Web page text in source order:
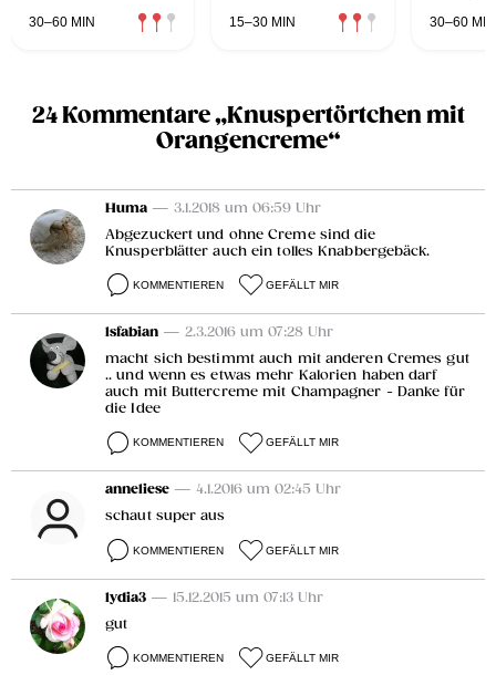
30–60 MIN 15–30 MIN 30–60 MIN
24 Kommentare „Knuspertörtchen mit
Orangencreme“
Huma — 3.1.2018 um 06:59 Uhr
Abgezuckert und ohne Creme sind die
Knusperblätter auch ein tolles Knabbergebäck.
KOMMENTIEREN GEFÄLLT MIR
lsfabian — 2.3.2016 um 07:28 Uhr
macht sich bestimmt auch mit anderen Cremes gut
.. und wenn es etwas mehr Kalorien haben darf
auch mit Buttercreme mit Champagner - Danke für
die Idee
KOMMENTIEREN GEFÄLLT MIR
anneliese — 4.1.2016 um 02:45 Uhr
schaut super aus
KOMMENTIEREN GEFÄLLT MIR
lydia3 — 15.12.2015 um 07:13 Uhr
gut
KOMMENTIEREN GEFÄLLT MIR